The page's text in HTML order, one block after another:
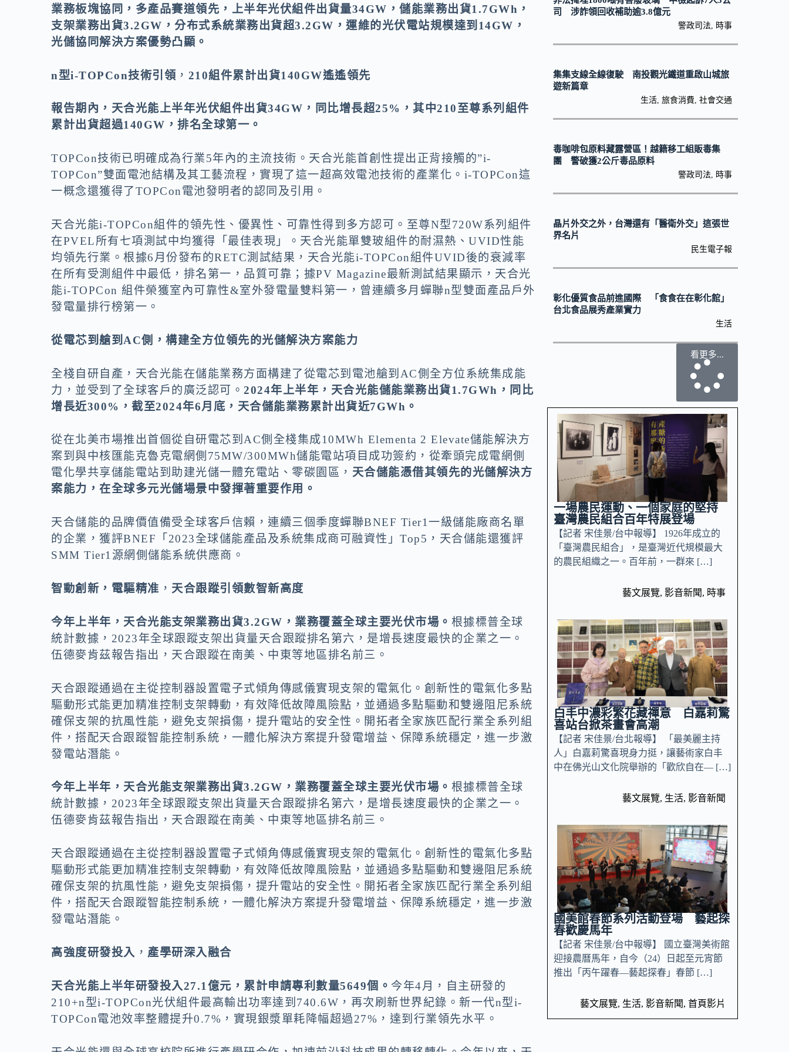
o
k
n
k
業務板塊協同，多產品賽道領先，上半年光伏組件出貨量34GW，儲能業務出貨1.7GWh，
支架業務出貨3.2GW，分布式系統業務出貨超3.2GW，運維的光伏電站規模達到14GW，
光儲協同解決方案優勢凸顯。
n型i-TOPCon技術引領 ， 210組件累計出貨140GW遙遙領先
報告期內，天合光能上半年光伏組件出貨34GW，同比增長超25%，其中210至尊系列組件
累計出貨超過140GW，排名全球第一。
TOPCon技術已明確成為行業5年內的主流技術。天合光能首創性提出正背接觸的”i-
TOPCon”雙面電池結構及其工藝流程，實現了這一超高效電池技術的產業化。i-TOPCon這
一概念還獲得了TOPCon電池發明者的認同及引用。
天合光能i-TOPCon組件的領先性、優異性、可靠性得到多方認可。至尊N型720W系列組件
在PVEL所有七項測試中均獲得「最佳表現」。天合光能單雙玻組件的耐濕熱、UVID性能
均領先行業。根據6月份發布的RETC測試結果，天合光能i-TOPCon組件UVID後的衰減率
在所有受測組件中最低，排名第一，品質可靠；據PV Magazine最新測試結果顯示，天合光
能i-TOPCon 組件榮獲室內可靠性&室外發電量雙料第一，曾連續多月蟬聯n型雙面產品戶外
發電量排行榜第一。
從電芯到艙到 AC側 ，構建全方位領先的光儲解決方案能力
全棧自研自產，天合光能在儲能業務方面構建了從電芯到電池艙到AC側全方位系統集成能
力，並受到了全球客戶的廣泛認可。2024年上半年，天合光能儲能業務出貨1.7GWh，同比
增長近300%，截至2024年6月底，天合儲能業務累計出貨近7GWh。
從在北美市場推出首個從自研電芯到AC側全棧集成10MWh Elementa 2 Elevate儲能解決方
案到與中核匯能克魯克電網側75MW/300MWh儲能電站項目成功簽約，從牽頭完成電網側
電化學共享儲能電站到助建光儲一體充電站、零碳園區， 天合儲能憑借其領先的光儲解決方
案能力，在全球多元光儲場景中發揮著重要作用。
天合儲能的品牌價值備受全球客戶信賴，連續三個季度蟬聯BNEF Tier1一級儲能廠商名單
的企業，獲評BNEF「2023全球儲能產品及系統集成商可融資性」Top5，天合儲能還獲評
SMM Tier1源網側儲能系統供應商。
智動創新，電驅精准 ， 天合跟蹤引領數智新高度
今年上半年，天合光能支架業務出貨3.2GW，業務覆蓋全球主要光伏市場。 根據標普全球
統計數據，2023年全球跟蹤支架出貨量天合跟蹤排名第六，是增長速度最快的企業之一。
伍德麥肯茲報告指出，天合跟蹤在南美、中東等地區排名前三。
天合跟蹤通過在主從控制器設置電子式傾角傳感儀實現支架的電氣化。創新性的電氣化多點
驅動形式能更加精准控制支架轉動，有效降低故障風險點，並通過多點驅動和雙邊阻尼系統
確保支架的抗風性能，避免支架損傷，提升電站的安全性。開拓者全家族匹配行業全系列組
件，搭配天合跟蹤智能控制系統，一體化解決方案提升發電增益、保障系統穩定，進一步激
發電站潛能。
今年上半年，天合光能支架業務出貨3.2GW，業務覆蓋全球主要光伏市場。 根據標普全球
統計數據，2023年全球跟蹤支架出貨量天合跟蹤排名第六，是增長速度最快的企業之一。
伍德麥肯茲報告指出，天合跟蹤在南美、中東等地區排名前三。
天合跟蹤通過在主從控制器設置電子式傾角傳感儀實現支架的電氣化。創新性的電氣化多點
驅動形式能更加精准控制支架轉動，有效降低故障風險點，並通過多點驅動和雙邊阻尼系統
確保支架的抗風性能，避免支架損傷，提升電站的安全性。開拓者全家族匹配行業全系列組
件，搭配天合跟蹤智能控制系統，一體化解決方案提升發電增益、保障系統穩定，進一步激
發電站潛能。
高強度研發投入 ， 產學研深入融合
天合光能上半年研發投入27.1億元，累計申請專利數量5649個。 今年4月，自主研發的
210+n型i-TOPCon光伏組件最高輸出功率達到740.6W，再次刷新世界紀錄。新一代n型i-
TOPCon電池效率整體提升0.7%，實現銀漿單耗降幅超過27%，達到行業領先水平。
司 涉詐領回收補助逾3.8億元
警政司法, 時事
集集支線全線復駛 南投觀光鐵道重啟山城旅
遊新篇章
生活, 旅食消費, 社會交通
毒咖啡包原料藏露營區！越籍移工組販毒集
團 警破獲2公斤毒品原料
警政司法, 時事
晶片外交之外，台灣還有「醫衛外交」這張世
界名片
民生電子報
彰化優質食品前進國際 「食食在在彰化館」
台北食品展秀產業實力
生活
看更多...
一場農民運動、一個家庭的堅持
臺灣農民組合百年特展登場
【記者 宋佳景/台中報導】 1926年成立的
「臺灣農民組合」，是臺灣近代規模最大
的農民組織之一。百年前，一群來 […]
藝文展覽, 影音新聞, 時事
白丰中濃彩繁花藏禪意 白嘉莉驚
喜站台掀茶畫會高潮
【記者 宋佳景/台北報導】 「最美麗主持
人」白嘉莉驚喜現身力挺，讓藝術家白丰
中在佛光山文化院舉辦的「歡欣自在— […]
藝文展覽, 生活, 影音新聞
國美館春節系列活動登場 藝起探
春歡慶馬年
【記者 宋佳景/台中報導】 國立臺灣美術館
迎接農曆馬年，自今（24）日起至元宵節
推出「丙午躍春—藝起探春」春節 […]
藝文展覽, 生活, 影音新聞, 首頁影片